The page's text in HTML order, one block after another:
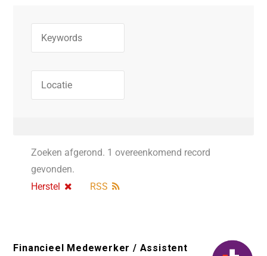
Zoeken afgerond. 1 overeenkomend record
gevonden.
Herstel
RSS
Financieel Medewerker / Assistent